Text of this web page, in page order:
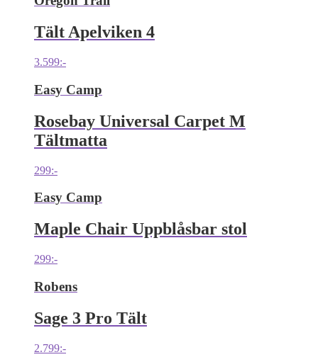
Tält Apelviken 4
3.599:-
Easy Camp
Rosebay Universal Carpet M
Tältmatta
299:-
Easy Camp
Maple Chair Uppblåsbar stol
299:-
Robens
Sage 3 Pro Tält
2.799:-